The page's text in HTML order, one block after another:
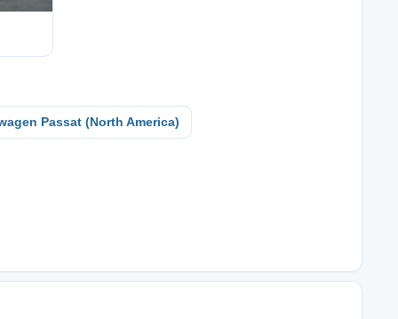
Passat (North America)